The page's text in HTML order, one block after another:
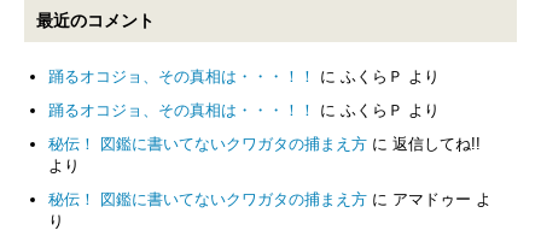
最近のコメント
踊るオコジョ、その真相は・・・！！ に ふくらＰ より
踊るオコジョ、その真相は・・・！！
に ふくらＰ より
秘伝！ 図鑑に書いてないクワガタの捕まえ方 に 返信してね!!
より
秘伝！ 図鑑に書いてないクワガタの捕まえ方 に アマドゥー よ
り